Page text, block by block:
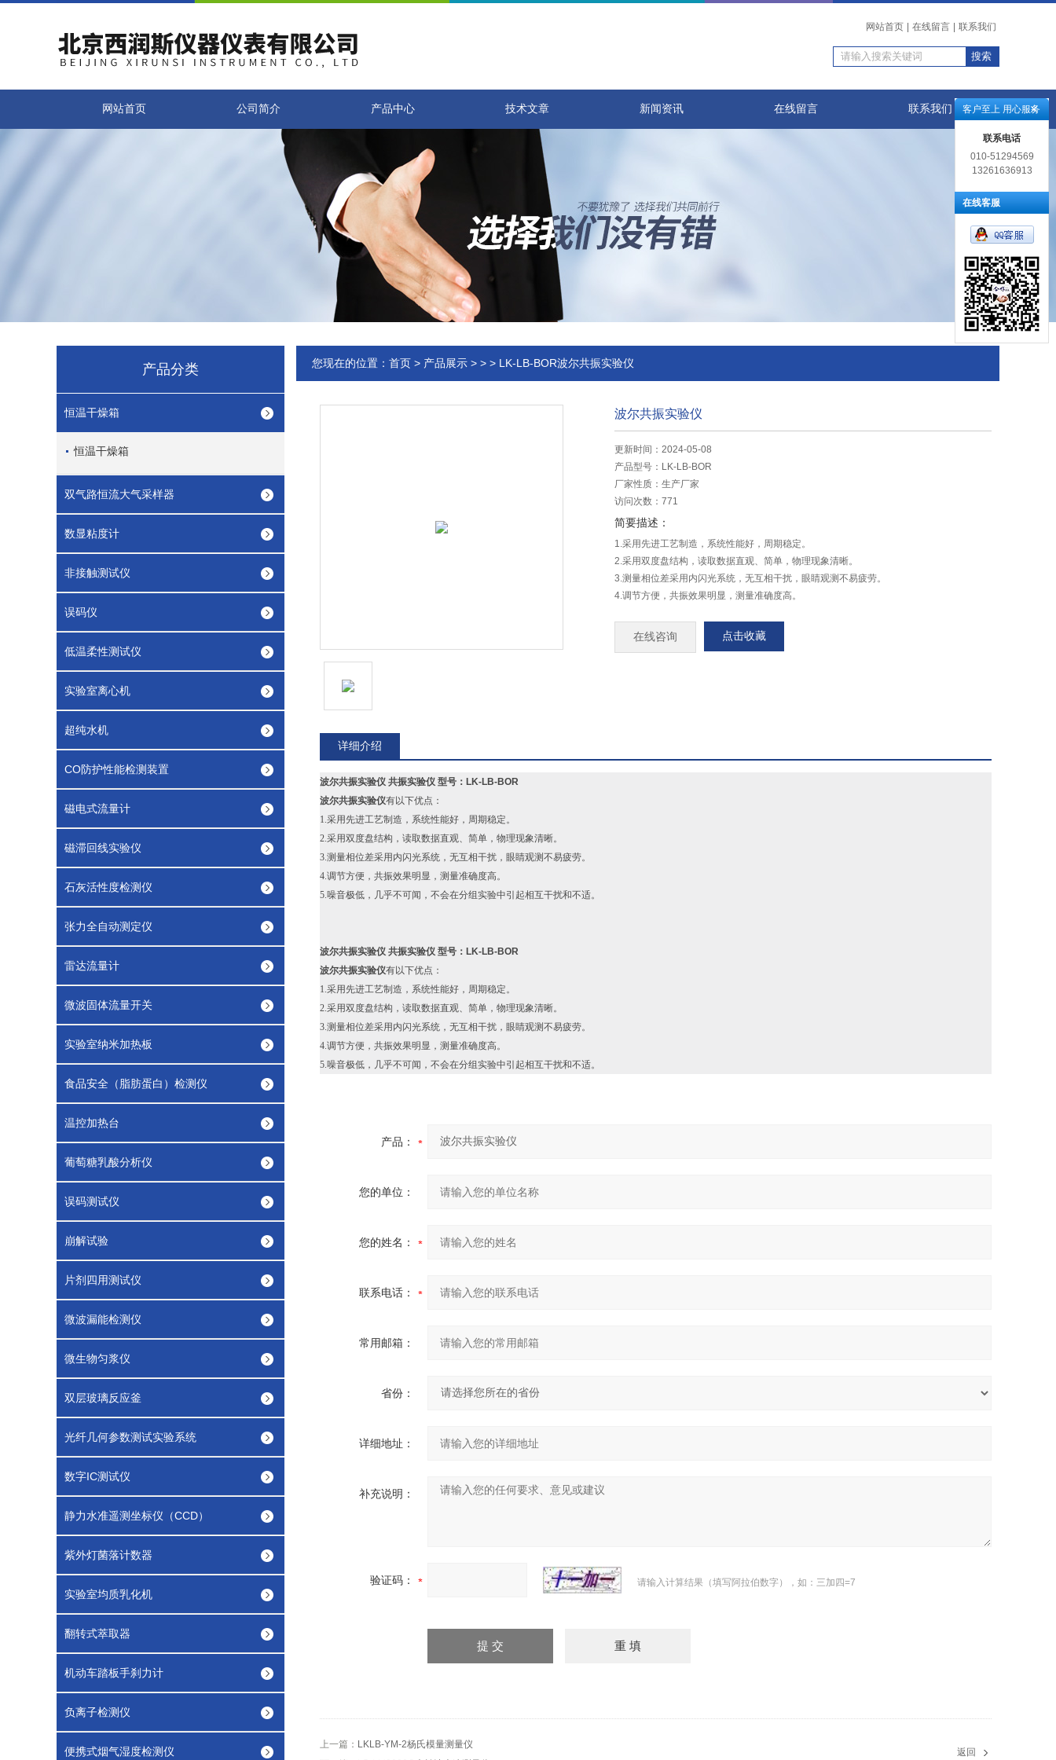
网站首页 在线留言 联系我们
网站首页 公司简介 产品中心 技术文章 新闻资讯 在线留言 联系我们
产品分类
恒温干燥箱
恒温干燥箱
双气路恒流大气采样器
数显粘度计
非接触测试仪
误码仪
低温柔性测试仪
实验室离心机
超纯水机
CO防护性能检测装置
磁电式流量计
磁滞回线实验仪
石灰活性度检测仪
张力全自动测定仪
雷达流量计
微波固体流量开关
实验室纳米加热板
食品安全（脂肪蛋白）检测仪
温控加热台
葡萄糖乳酸分析仪
误码测试仪
崩解试验
片剂四用测试仪
微波漏能检测仪
微生物匀浆仪
双层玻璃反应釜
光纤几何参数测试实验系统
数字IC测试仪
静力水准遥测坐标仪（CCD）
紫外灯菌落计数器
实验室均质乳化机
翻转式萃取器
机动车踏板手刹力计
负离子检测仪
便携式烟气湿度检测仪
您现在的位置： 首页 > 产品展示 > > > LK-LB-BOR波尔共振实验仪
波尔共振实验仪
更新时间：2024-05-08
产品型号： LK-LB-BOR
厂家性质： 生产厂家
访问次数： 771
简要描述：
1.采用先进工艺制造，系统性能好，周期稳定。
2.采用双度盘结构，读取数据直观、简单，物理现象清晰。
3.测量相位差采用内闪光系统，无互相干扰，眼睛观测不易疲劳。
4.调节方便，共振效果明显，测量准确度高。
在线咨询 点击收藏
详细介绍
波尔共振实验仪 共振实验仪 型号：LK-LB-BOR
波尔共振实验仪有以下优点：
1.采用先进工艺制造，系统性能好，周期稳定。
2.采用双度盘结构，读取数据直观、简单，物理现象清晰。
3.测量相位差采用内闪光系统，无互相干扰，眼睛观测不易疲劳。
4.调节方便，共振效果明显，测量准确度高。
5.噪音极低，几乎不可闻，不会在分组实验中引起相互干扰和不适。
波尔共振实验仪 共振实验仪 型号：LK-LB-BOR
波尔共振实验仪有以下优点：
1.采用先进工艺制造，系统性能好，周期稳定。
2.采用双度盘结构，读取数据直观、简单，物理现象清晰。
3.测量相位差采用内闪光系统，无互相干扰，眼睛观测不易疲劳。
4.调节方便，共振效果明显，测量准确度高。
5.噪音极低，几乎不可闻，不会在分组实验中引起相互干扰和不适。
产品：
您的单位：
您的姓名：
联系电话：
常用邮箱：
省份：
详细地址：
补充说明：
验证码： 请输入计算结果（填写阿拉伯数字），如：三加四=7
上一篇： LKLB-YM-2杨氏模量测量仪
返回
客户至上 用心服务
联系电话
010-51294569
13261636913
在线客服